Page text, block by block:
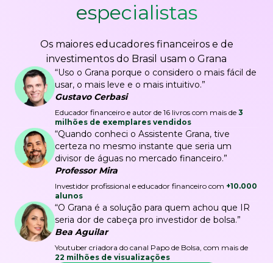
especialistas
Os maiores educadores financeiros e de
investimentos do Brasil usam o Grana
“Uso o Grana porque o considero o mais fácil de
usar, o mais leve e o mais intuitivo.”
Gustavo Cerbasi
Educador financeiro e autor de 16 livros com mais de 3
milhões de exemplares vendidos
“Quando conheci o Assistente Grana, tive
certeza no mesmo instante que seria um
divisor de águas no mercado financeiro.”
Professor Mira
Investidor profissional e educador financeiro com +10.000
alunos
“O Grana é a solução para quem achou que IR
seria dor de cabeça pro investidor de bolsa.”
Bea Aguilar
Youtuber criadora do canal Papo de Bolsa, com mais de
22 milhões de visualizações